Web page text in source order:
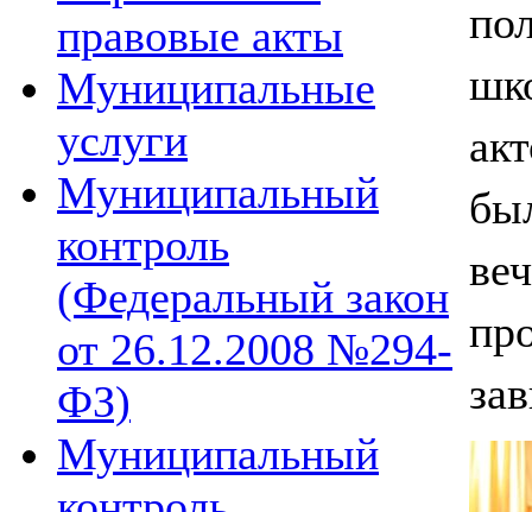
правовые акты
Муниципальные
услуги
Муниципальный
контроль
(Федеральный закон
от 26.12.2008 №294-
ФЗ)
Муниципальный